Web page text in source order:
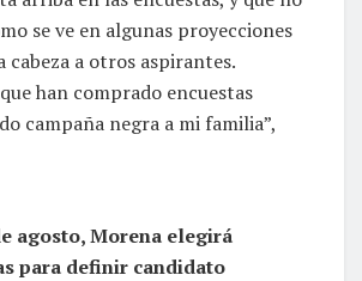
se ve en algunas proyecciones
cabeza a otros aspirantes.
han comprado encuestas
campaña negra a mi familia”,
agosto, Morena elegirá
para definir candidato